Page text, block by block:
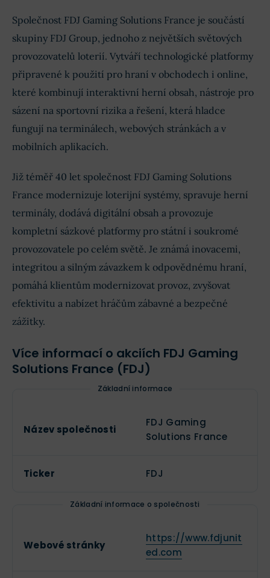
Společnost FDJ Gaming Solutions France je součástí
skupiny FDJ Group, jednoho z největších světových
provozovatelů loterií. Vytváří technologické platformy
připravené k použití pro hraní v obchodech i online,
které kombinují interaktivní herní obsah, nástroje pro
sázení na sportovní rizika a řešení, která hladce
fungují na terminálech, webových stránkách a v
mobilních aplikacích.
Již téměř 40 let společnost FDJ Gaming Solutions
France modernizuje loterijní systémy, spravuje herní
terminály, dodává digitální obsah a provozuje
kompletní sázkové platformy pro státní i soukromé
provozovatele po celém světě. Je známá inovacemi,
integritou a silným závazkem k odpovědnému hraní,
pomáhá klientům modernizovat provoz, zvyšovat
efektivitu a nabízet hráčům zábavné a bezpečné
zážitky.
Více informací o akciích FDJ Gaming
Solutions France (FDJ)
Základní informace
Název společnosti
FDJ Gaming
Solutions France
Ticker FDJ
Základní informace o společnosti
Webové stránky
https://www.fdjunit
ed.com